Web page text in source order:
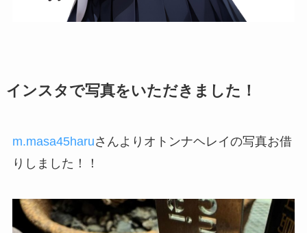
インスタで写真をいただきました！
m.masa45haruさんよりオトンナヘレイの写真お借
りしました！！